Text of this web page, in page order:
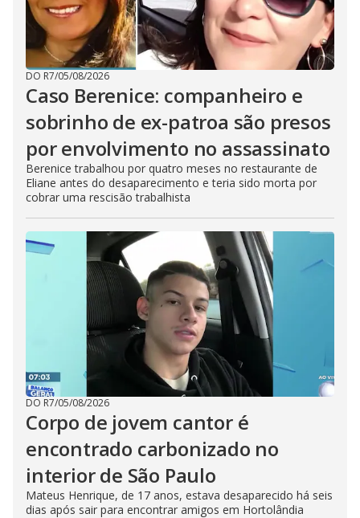
DO R7/05/08/2026
Caso Berenice: companheiro e
sobrinho de ex-patroa são presos
por envolvimento no assassinato
Berenice trabalhou por quatro meses no restaurante de
Eliane antes do desaparecimento e teria sido morta por
cobrar uma rescisão trabalhista
DO R7/05/08/2026
Corpo de jovem cantor é
encontrado carbonizado no
interior de São Paulo
Mateus Henrique, de 17 anos, estava desaparecido há seis
dias após sair para encontrar amigos em Hortolândia